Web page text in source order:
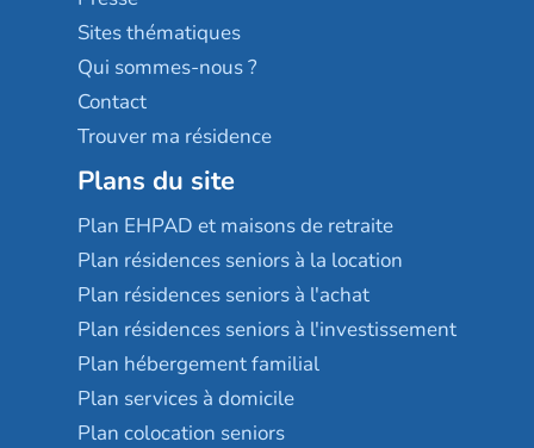
Résidences services Villa Médicis
Sites thématiques
Qui sommes-nous ?
Contact
Trouver ma résidence
Plans du site
Plan EHPAD et maisons de retraite
Plan résidences seniors à la location
Plan résidences seniors à l'achat
Plan résidences seniors à l'investissement
Plan hébergement familial
Plan services à domicile
Plan colocation seniors